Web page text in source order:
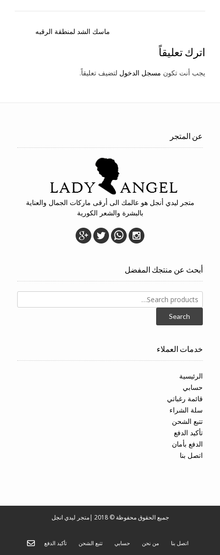
ماسك الشد لمنطقة الرقبه
اترك تعليقاً
يجب أنت تكون مسجل الدخول لتضيف تعليقاً.
عن المتجر
متجر ليدي أنجل هو عالمك الى أرقى ماركات الجمال والعناية
بالبشرة والشعر الكورية
أبحث عن منتجك المفضل
Search
for:
Search
خدمات العملاء
الرئيسية
حسابي
قائمة رغباتي
سلة الشراء
تتبع الشحن
تأكيد الدفع
الدفع بأمان
اتصل بنا
جميع الحقوق محفوظة © 2018 |متجر ليدي انجل
اتصل بنا من نحن حسابي تتبع الشحن تأكيد الدفع